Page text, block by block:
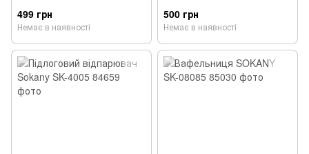
499 грн
Немає в наявності
500 грн
Немає в наявності